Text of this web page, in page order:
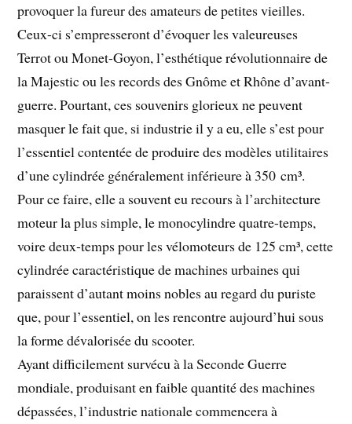
provoquer la fureur des amateurs de petites vieilles.
Ceux-ci s’empresseront d’évoquer les valeureuses
Terrot ou Monet-Goyon, l’esthétique révolutionnaire de
la Majestic ou les records des Gnôme et Rhône d’avant-
guerre. Pourtant, ces souvenirs glorieux ne peuvent
masquer le fait que, si industrie il y a eu, elle s’est pour
l’essentiel contentée de produire des modèles utilitaires
d’une cylindrée généralement inférieure à 350 cm³.
Pour ce faire, elle a souvent eu recours à l’architecture
moteur la plus simple, le monocylindre quatre-temps,
voire deux-temps pour les vélomoteurs de 125 cm³, cette
cylindrée caractéristique de machines urbaines qui
paraissent d’autant moins nobles au regard du puriste
que, pour l’essentiel, on les rencontre aujourd’hui sous
la forme dévalorisée du scooter.
Ayant difficilement survécu à la Seconde Guerre
mondiale, produisant en faible quantité des machines
dépassées, l’industrie nationale commencera à